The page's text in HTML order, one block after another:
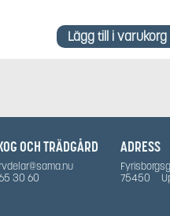
Lägg till i varukorg
ADRESS
75450
OCH TRÄDGÅRD
30 60